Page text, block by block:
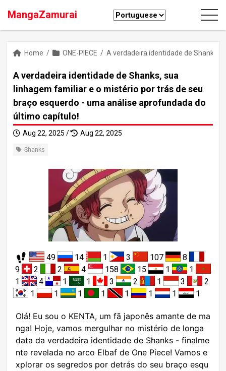
MangaZamurai
Home / ONE-PIECE / A verdadeira identidade de Shanks,
A verdadeira identidade de Shanks, sua
linhagem familiar e o mistério por trás de seu
braço esquerdo - uma análise aprofundada do
último capítulo!
Aug 22, 2025 / Aug 22, 2025
Shanks
49 14 1 3 107
8
9
2 2 4 158 15 1
1
1
4 1 1 3 2 1 3
2
1
1 1 1 1 1 1 1
Olá! Eu sou o KENTA, um fã japonês amante de ma
nga! Hoje, vamos mergulhar no mistério de longa
data da verdadeira identidade de Shanks - finalme
nte revelada no arco Elbaf de One Piece! Vamos e
xplorar os segredos por detrás do seu braço esqu